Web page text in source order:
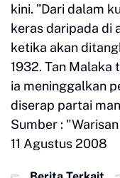
kini. ”Dari dalam
keras daripada di
ketika akan
1932. Tan
ia meninggalkan
diserap partai
Sumber :
11 Agustus 2008